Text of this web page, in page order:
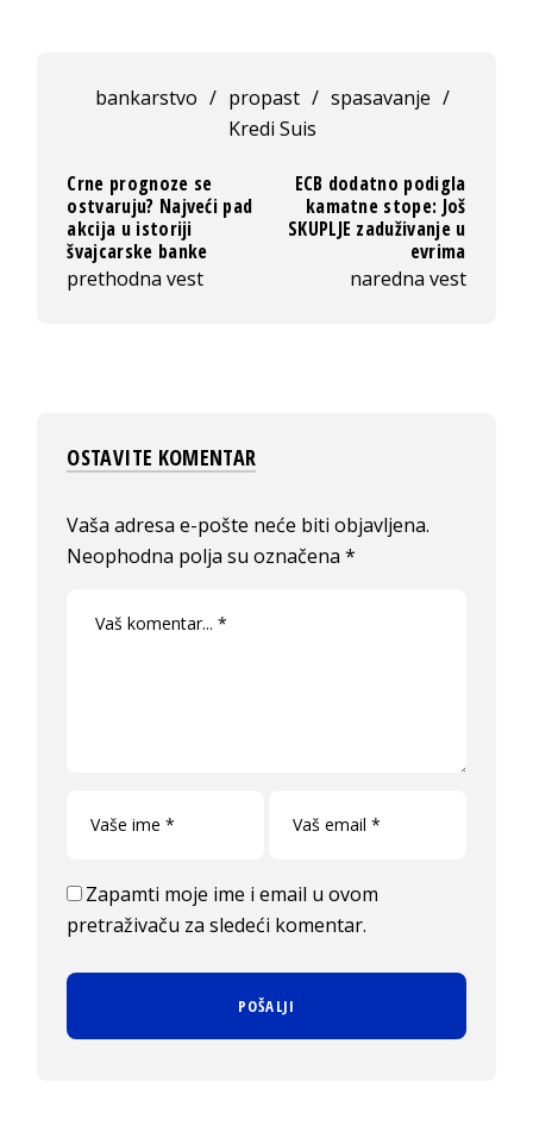
bankarstvo / propast / spasavanje /
Kredi Suis
Crne prognoze se
ostvaruju? Najveći pad
akcija u istoriji
švajcarske banke
prethodna vest
ECB dodatno podigla
kamatne stope: Još
SKUPLJE zaduživanje u
evrima
naredna vest
OSTAVITE KOMENTAR
Vaša adresa e-pošte neće biti objavljena.
Neophodna polja su označena*
Zapamti moje ime i email u ovom
pretraživaču za sledeći komentar.